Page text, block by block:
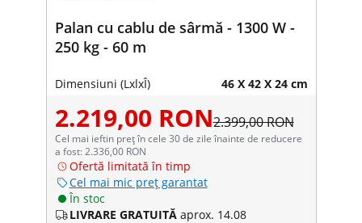
Palan cu cablu de sârmă - 1300 W -
250 kg - 60 m
Dimensiuni (LxlxÎ) 46 X 42 X 24 cm
2.219,00 RON2.399,00 RON
Cel mai ieftin preț în cele 30 de zile înainte de reducere
a fost: 2.336,00 RON
Ofertă limitată în timp
Cel mai mic preț garantat
În stoc
LIVRARE GRATUITĂ aprox. 14.08